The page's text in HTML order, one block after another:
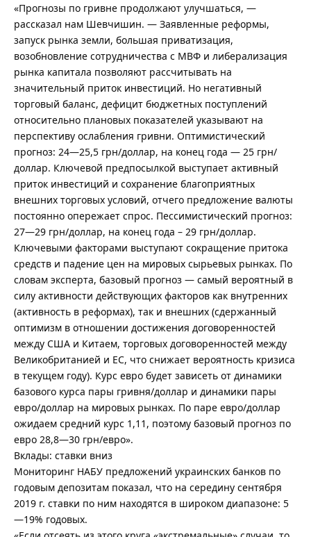
«Прогнозы по гривне продолжают улучшаться, —
рассказал нам Шевчишин. — Заявленные реформы,
запуск рынка земли, большая приватизация,
возобновление сотрудничества с МВФ и либерализация
рынка капитала позволяют рассчитывать на
значительный приток инвестиций. Но негативный
торговый баланс, дефицит бюджетных поступлений
относительно плановых показателей указывают на
перспективу ослабления гривни. Оптимистический
прогноз: 24—25,5 грн/доллар, на конец года — 25 грн/
доллар. Ключевой предпосылкой выступает активный
приток инвестиций и сохранение благоприятных
внешних торговых условий, отчего предложение валюты
постоянно опережает спрос. Пессимистический прогноз:
27—29 грн/доллар, на конец года – 29 грн/доллар.
Ключевыми факторами выступают сокращение притока
средств и падение цен на мировых сырьевых рынках. По
словам эксперта, базовый прогноз — самый вероятный в
силу активности действующих факторов как внутренних
(активность в реформах), так и внешних (сдержанный
оптимизм в отношении достижения договоренностей
между США и Китаем, торговых договоренностей между
Великобританией и ЕС, что снижает вероятность кризиса
в текущем году). Курс евро будет зависеть от динамики
базового курса пары гривня/доллар и динамики пары
евро/доллар на мировых рынках. По паре евро/доллар
ожидаем средний курс 1,11, поэтому базовый прогноз по
евро 28,8—30 грн/евро».
Вклады: ставки вниз
Мониторинг НАБУ предложений украинских банков по
годовым депозитам показал, что на середину сентября
2019 г. ставки по ним находятся в широком диапазоне: 5
—19% годовых.